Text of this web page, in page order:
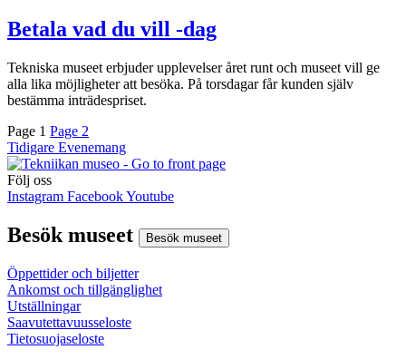
Betala vad du vill -dag
Tekniska museet erbjuder upplevelser året runt och museet vill ge
alla lika möjligheter att besöka. På torsdagar får kunden själv
bestämma inträdespriset.
Page 1 Page 2
Tidigare Evenemang
Följ oss
Instagram FacebookYoutube
Besök museet Besök museet
Öppettider och biljetter
Ankomst och tillgänglighet
Utställningar
Saavutettavuusseloste
Tietosuojaseloste